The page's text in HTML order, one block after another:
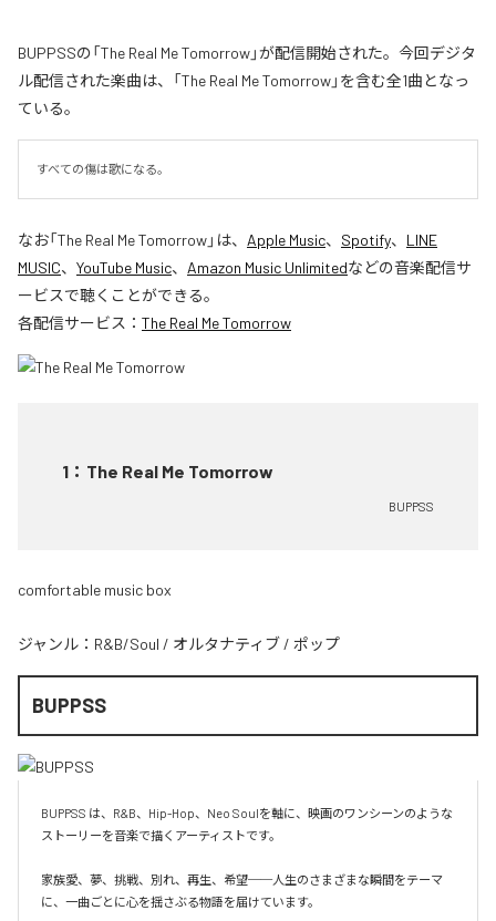
BUPPSSの「The Real Me Tomorrow」が配信開始された。今回デジタ
ル配信された楽曲は、「The Real Me Tomorrow」を含む全1曲となっ
ている。
すべての傷は歌になる。
なお「The Real Me Tomorrow」は、 Apple Music、 Spotify、 LINE
MUSIC、 YouTube Music、 Amazon Music Unlimitedなどの音楽配信サ
ービスで聴くことができる。
各配信サービス： The Real Me Tomorrow
1 ： The Real Me Tomorrow
BUPPSS
comfortable music box
ジャンル： R&B/Soul / オルタナティブ / ポップ
BUPPSS
BUPPSS は、R&B、Hip-Hop、Neo Soulを軸に、映画のワンシーンのような
ストーリーを音楽で描くアーティストです。
家族愛、夢、挑戦、別れ、再生、希望──人生のさまざまな瞬間をテーマ
に、一曲ごとに心を揺さぶる物語を届けています。